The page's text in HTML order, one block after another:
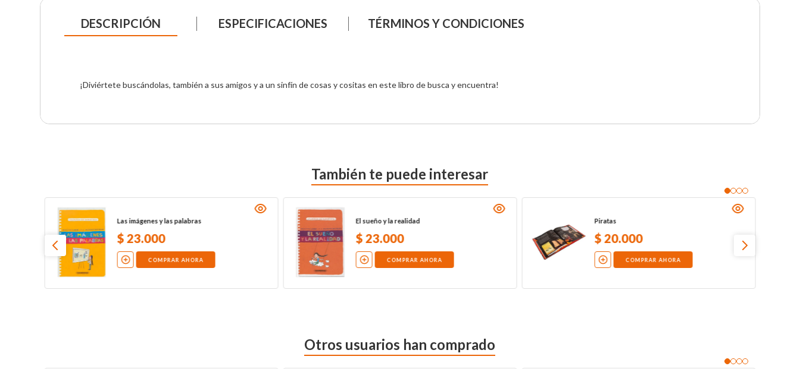
DESCRIPCIÓN ESPECIFICACIONES TÉRMINOS Y CONDICIONES
¡Diviértete buscándolas, también a sus amigos y a un sinfín de cosas y cositas en este libro de busca y encuentra!
También te puede interesar
Las imágenes y las palabras
$23.000
COMPRAR AHORA
El sueño y la realidad
$23.000
COMPRAR AHORA
Piratas
$20.000
COMPRAR AHORA
Otros usuarios han comprado